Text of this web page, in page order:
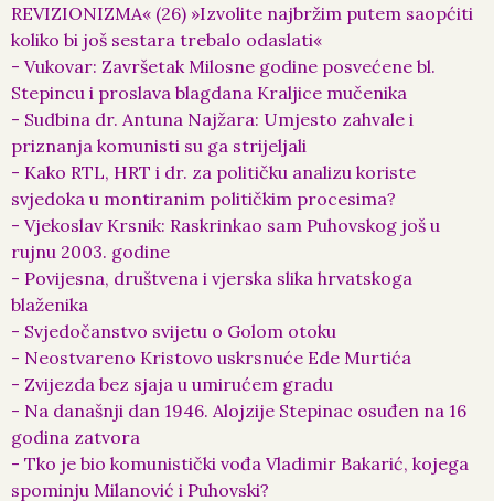
REVIZIONIZMA« (26) »Izvolite najbržim putem saopćiti
koliko bi još sestara trebalo odaslati«
- Vukovar: Završetak Milosne godine posvećene bl.
Stepincu i proslava blagdana Kraljice mučenika
- Sudbina dr. Antuna Najžara: Umjesto zahvale i
priznanja komunisti su ga strijeljali
- Kako RTL, HRT i dr. za političku analizu koriste
svjedoka u montiranim političkim procesima?
- Vjekoslav Krsnik: Raskrinkao sam Puhovskog još u
rujnu 2003. godine
- Povijesna, društvena i vjerska slika hrvatskoga
blaženika
- Svjedočanstvo svijetu o Golom otoku
- Neostvareno Kristovo uskrsnuće Ede Murtića
- Zvijezda bez sjaja u umirućem gradu
- Na današnji dan 1946. Alojzije Stepinac osuđen na 16
godina zatvora
- Tko je bio komunistički vođa Vladimir Bakarić, kojega
spominju Milanović i Puhovski?